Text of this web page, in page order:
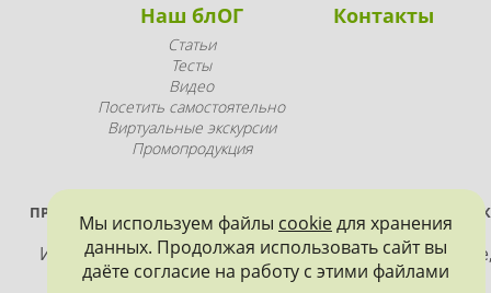
Наш блОГ
Статьи
Тесты
Видео
Посетить самостоятельно
Виртуальные экскурсии
Промопродукция
Контакты
ПРОЕКТ РЕАЛИЗУЕТСЯ ПРИ ПОДДЕРЖКЕ ПРАВИТЕЛЬСТВА
ПЕТЕРБУРГА
Использование материалов, размещенных на
допускается только с согласия правообладателя и
Мы используем файлы cookieдля хранения
данных. Продолжая использовать сайт вы
даёте согласие на работу с этими файлами